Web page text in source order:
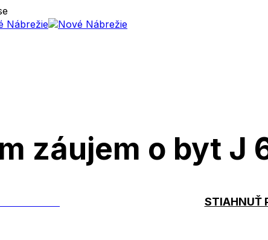
záujem o byt J
STIAHNUŤ